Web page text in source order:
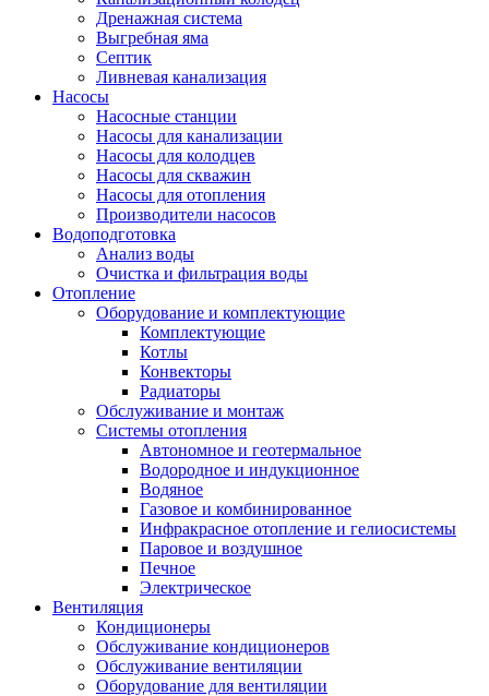
Дренажная система
Выгребная яма
Септик
Ливневая канализация
Насосы
Насосные станции
Насосы для канализации
Насосы для колодцев
Насосы для скважин
Насосы для отопления
Производители насосов
Водоподготовка
Анализ воды
Очистка и фильтрация воды
Отопление
Оборудование и комплектующие
Комплектующие
Котлы
Конвекторы
Радиаторы
Обслуживание и монтаж
Системы отопления
Автономное и геотермальное
Водородное и индукционное
Водяное
Газовое и комбинированное
Инфракрасное отопление и гелиосистемы
Паровое и воздушное
Печное
Электрическое
Вентиляция
Кондиционеры
Обслуживание кондиционеров
Обслуживание вентиляции
Оборудование для вентиляции